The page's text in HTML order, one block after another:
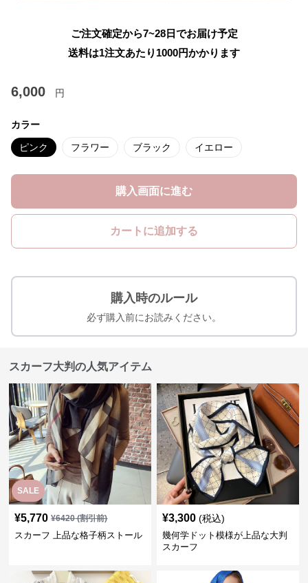
ご注文確定から7~28日でお届け予定
送料は1注文あたり 1000円かかります
6,000 円
カラー
ピンク フラワー ブラック イエロー
購入画面に進む
カートに追加する
購入時のルール
必ず購入前にお読みください。
スカーフ大判の人気アイテム
SALE
¥5,770 ¥6420(割引前)
スカーフ 上品な格子柄ストール
¥3,300 (税込)
幾何学ドット模様が上品な大判
スカーフ